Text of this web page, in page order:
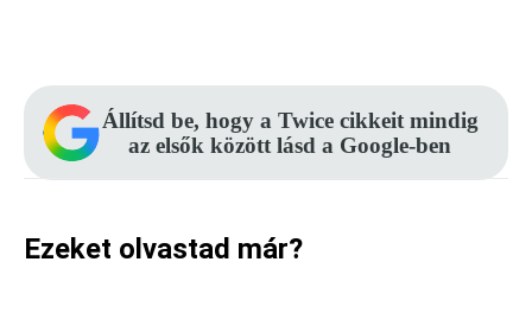
Állítsd be, hogy a Twice cikkeit mindig
az elsők között lásd a Google-ben
Ezeket olvastad már?